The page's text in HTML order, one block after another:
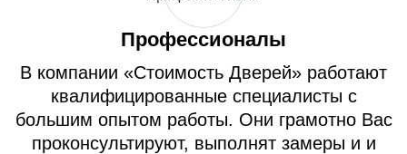
Профессионалы
В компании «Стоимость Дверей» работают
квалифицированные специалисты с
большим опытом работы. Они грамотно Вас
проконсультируют, выполнят замеры и и